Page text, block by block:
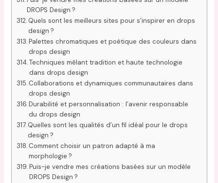
DROPS Design ?
Quels sont les meilleurs sites pour s’inspirer en drops
design ?
Palettes chromatiques et poétique des couleurs dans
drops design
Techniques mêlant tradition et haute technologie
dans drops design
Collaborations et dynamiques communautaires dans
drops design
Durabilité et personnalisation : l’avenir responsable
du drops design
Quelles sont les qualités d’un fil idéal pour le drops
design ?
Comment choisir un patron adapté à ma
morphologie ?
Puis-je vendre mes créations basées sur un modèle
DROPS Design ?